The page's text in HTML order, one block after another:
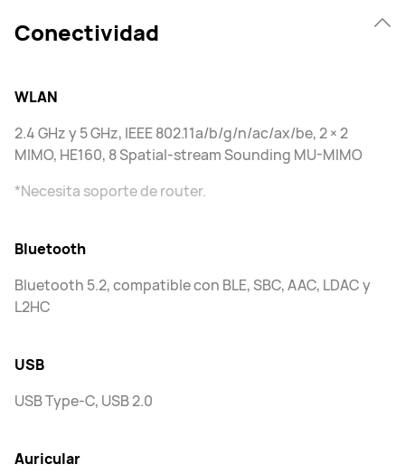
Conectividad
WLAN
2.4 GHz y 5 GHz, IEEE 802.11a/b/g/n/ac/ax/be, 2 × 2
MIMO, HE160, 8 Spatial-stream Sounding MU-MIMO
*Necesita soporte de router.
Bluetooth
Bluetooth 5.2, compatible con BLE, SBC, AAC, LDAC y
L2HC
​​​​​​​USB
USB Type-C, USB 2.0
Auricular